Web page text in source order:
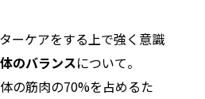
ーケアをする上で強く意識
のバランスについて。
の筋肉の70%を占めるた